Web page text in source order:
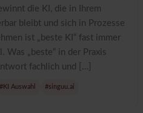
die KI, die in Ihrem
bleibt und sich in Prozesse
ist „beste KI“ fast immer
Was „beste“ in der Praxis
fachlich und […]
#KI Auswahl #singuu.ai